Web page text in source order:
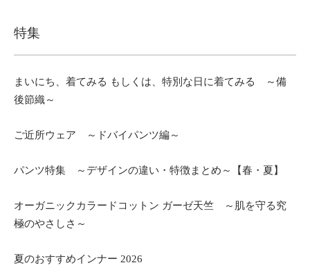
特集
まいにち、着てみる もしくは、特別な日に着てみる ～備
後節織～
ご近所ウェア ～ドバイパンツ編～
パンツ特集 ～デザインの違い・特徴まとめ～【春・夏】
オーガニックカラードコットン ガーゼ天竺 ～肌を守る究
極のやさしさ～
夏のおすすめインナー 2026